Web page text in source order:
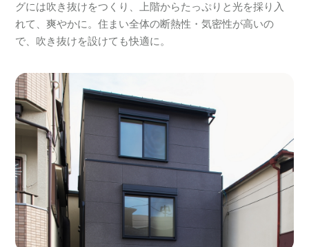
グには吹き抜けをつくり、上階からたっぷりと光を採り入
れて、爽やかに。住まい全体の断熱性・気密性が高いの
で、吹き抜けを設けても快適に。